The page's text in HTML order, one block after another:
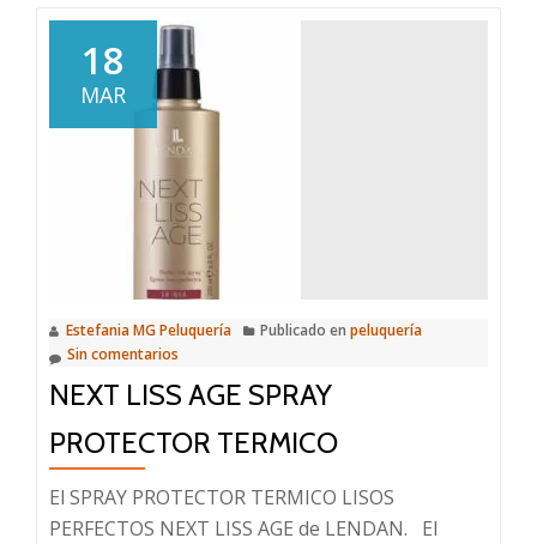
Madre
Wizard
System
18
MAR
Estefania MG Peluquería Publicado en peluquería
Sin comentarios
NEXT LISS AGE SPRAY
PROTECTOR TERMICO
El SPRAY PROTECTOR TERMICO LISOS
PERFECTOS NEXT LISS AGE de LENDAN. El